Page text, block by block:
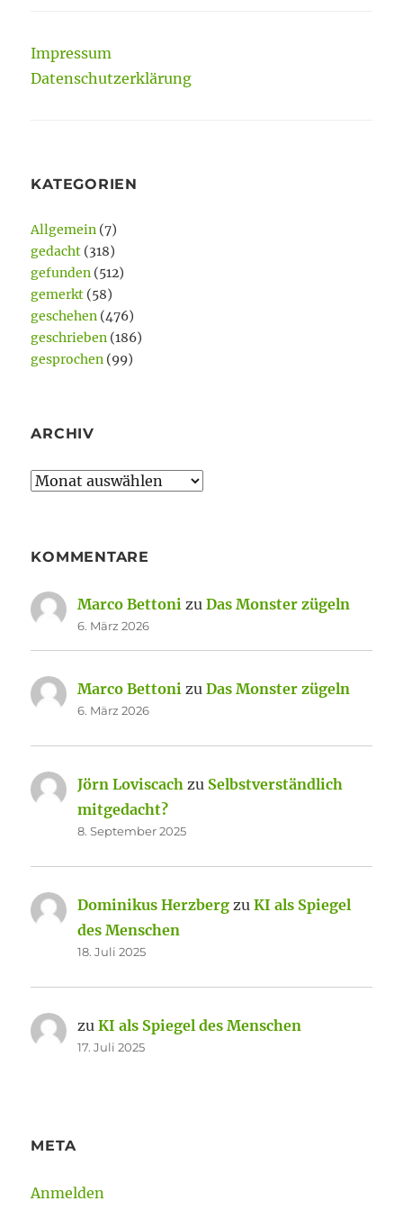
Impressum
Datenschutzerklärung
KATEGORIEN
Allgemein (7)
gedacht (318)
gefunden (512)
gemerkt (58)
geschehen (476)
geschrieben (186)
gesprochen (99)
ARCHIV
Archiv
KOMMENTARE
Marco Bettoni zuDas Monster zügeln
6. März 2026
Marco Bettoni zuDas Monster zügeln
6. März 2026
Jörn Loviscach zu Selbstverständlich
mitgedacht?
8. September 2025
Dominikus Herzberg zuKI als Spiegel
des Menschen
18. Juli 2025
zuKI als Spiegel des Menschen
17. Juli 2025
META
Anmelden